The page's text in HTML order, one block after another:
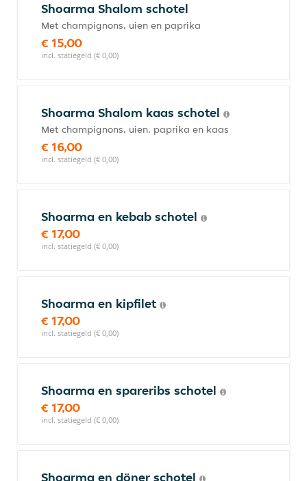
Shoarma Shalom schotel
Met champignons, uien en paprika
€ 15,00
incl. statiegeld (€ 0,00)
Shoarma Shalom kaas schotel
Met champignons, uien, paprika en kaas
€ 16,00
incl. statiegeld (€ 0,00)
Shoarma en kebab schotel
€ 17,00
incl. statiegeld (€ 0,00)
Shoarma en kipfilet
€ 17,00
incl. statiegeld (€ 0,00)
Shoarma en spareribs schotel
€ 17,00
incl. statiegeld (€ 0,00)
Shoarma en döner schotel